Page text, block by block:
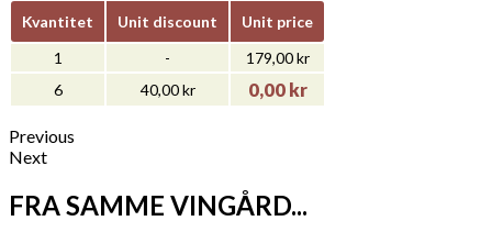
Kvantitet Unit discount
Unit price
1
-
179,00 kr
6
40,00 kr 0,00 kr
Previous
Next
FRA SAMME VINGÅRD...